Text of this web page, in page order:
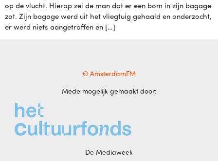
op de vlucht. Hierop zei de man dat er een bom in zijn bagage
zat. Zijn bagage werd uit het vliegtuig gehaald en onderzocht,
er werd niets aangetroffen en […]
© AmsterdamFM
Mede mogelijk gemaakt door:
De Mediaweek